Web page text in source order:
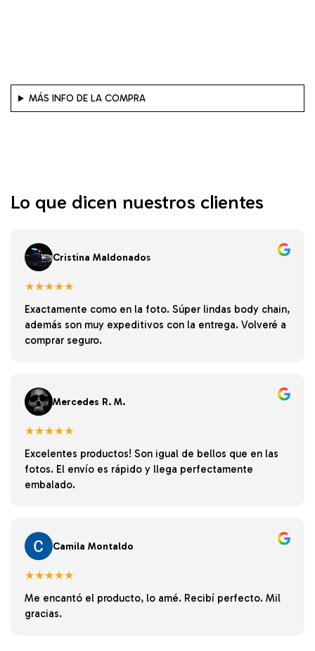
MÁS INFO DE LA COMPRA
Lo que dicen nuestros clientes
Cristina Maldonados
★★★★★
Exactamente como en la foto. Súper lindas body chain,
además son muy expeditivos con la entrega. Volveré a
comprar seguro.
Mercedes R. M.
★★★★★
Excelentes productos! Son igual de bellos que en las
fotos. El envío es rápido y llega perfectamente
embalado.
Camila Montaldo
★★★★★
Me encantó el producto, lo amé. Recibí perfecto. Mil
gracias.